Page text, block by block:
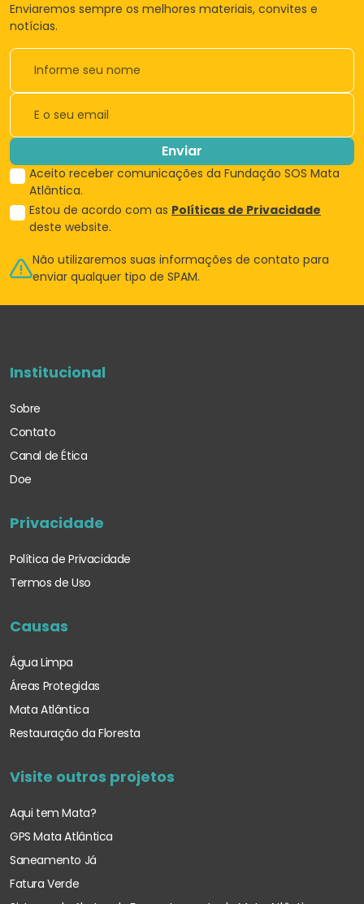
Enviaremos sempre os melhores materiais, convites e
notícias.
Enviar
Aceito receber comunicações da Fundação SOS Mata
Atlântica.
Estou de acordo com as Políticas de Privacidade
deste website.
Não utilizaremos suas informações de contato para
enviar qualquer tipo de SPAM.
Institucional
Sobre
Contato
Canal de Ética
Doe
Privacidade
Política de Privacidade
Termos de Uso
Causas
Água Limpa
Áreas Protegidas
Mata Atlântica
Restauração da Floresta
Visite outros projetos
Aqui tem Mata?
GPS Mata Atlântica
Saneamento Já
Fatura Verde